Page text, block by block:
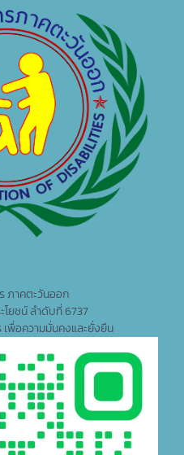
ภาคตะวันออก
ยชน์ ลำดับที่ 6737
พื่อความมั่นคงและยั่งยืน